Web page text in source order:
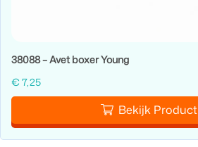
38088 – Avet boxer Young
€ 7,25
Bekijk Product